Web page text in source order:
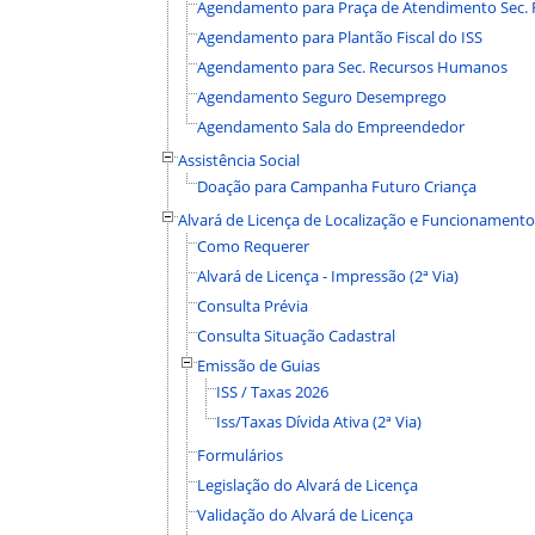
Agendamento para Praça de Atendimento Sec.
Agendamento para Plantão Fiscal do ISS
Agendamento para Sec. Recursos Humanos
Agendamento Seguro Desemprego
Agendamento Sala do Empreendedor
Assistência Social
Doação para Campanha Futuro Criança
Alvará de Licença de Localização e Funcionamento
Como Requerer
Alvará de Licença - Impressão (2ª Via)
Consulta Prévia
Consulta Situação Cadastral
Emissão de Guias
ISS / Taxas 2026
Iss/Taxas Dívida Ativa (2ª Via)
Formulários
Legislação do Alvará de Licença
Validação do Alvará de Licença